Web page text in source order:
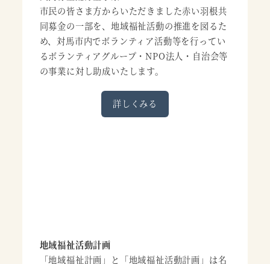
市民の皆さま方からいただきました赤い羽根共
同募金の一部を、地域福祉活動の推進を図るた
め、対馬市内でボランティア活動等を行ってい
るボランティアグループ・NPO法人・自治会等
の事業に対し助成いたします。
詳しくみる
地域福祉活動計画
「地域福祉計画」と「地域福祉活動計画」は名